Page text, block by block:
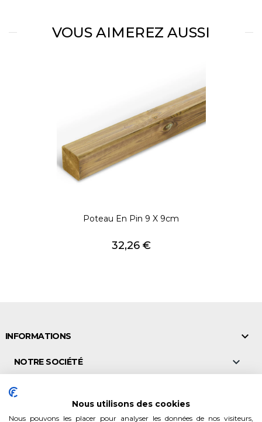
VOUS AIMEREZ AUSSI
Poteau En Pin 9 X 9cm
Prix
32,26 €
INFORMATIONS 
NOTRE SOCIÉTÉ 
NOS POINTS DE VENTE

Nous utilisons des cookies
Nous pouvons les placer pour analyser les données de nos visiteurs,